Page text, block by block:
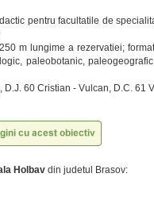
pentru facultatile de
m lungime a rezervatiei;
paleobotanic,
60 Cristian - Vulcan, D.C. 61
Holbavdin judetul Brasov: